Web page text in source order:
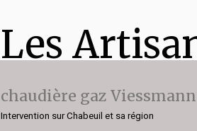
Les
chaudière gaz Viessmann
Intervention sur Chabeuil et sa région